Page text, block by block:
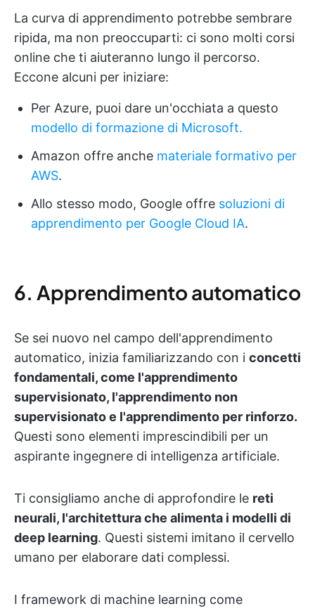
La curva di apprendimento potrebbe sembrare
ripida, ma non preoccuparti: ci sono molti corsi
online che ti aiuteranno lungo il percorso.
Eccone alcuni per iniziare:
Per Azure, puoi dare un'occhiata a questo
modello di formazione di Microsoft.
Amazon offre anche materiale formativo per
AWS.
Allo stesso modo, Google offre soluzioni di
apprendimento per Google Cloud IA.
6. Apprendimento automatico
Se sei nuovo nel campo dell'apprendimento
automatico, inizia familiarizzando con i concetti
fondamentali, come l'apprendimento
supervisionato, l'apprendimento non
supervisionato e l'apprendimento per rinforzo.
Questi sono elementi imprescindibili per un
aspirante ingegnere di intelligenza artificiale.
Ti consigliamo anche di approfondire le reti
neurali, l'architettura che alimenta i modelli di
deep learning. Questi sistemi imitano il cervello
umano per elaborare dati complessi.
I framework di machine learning come